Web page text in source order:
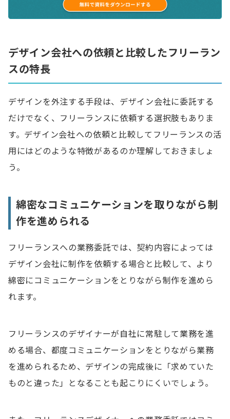
デザイン会社への依頼と比較したフリーラン
スの特長
デザインを外注する手段は、デザイン会社に委託する
だけでなく、フリーランスに依頼する選択肢もありま
す。デザイン会社への依頼と比較してフリーランスの活
用にはどのような特徴があるのか理解しておきましょ
う。
綿密なコミュニケーションを取りながら制
作を進められる
フリーランスへの業務委託では、契約内容によっては
デザイン会社に制作を依頼する場合と比較して、より
綿密にコミュニケーションをとりながら制作を進めら
れます。
フリーランスのデザイナーが自社に常駐して業務を進
める場合、都度コミュニケーションをとりながら業務
を進められるため、デザインの完成後に「求めていた
ものと違った」となることも起こりにくいでしょう。